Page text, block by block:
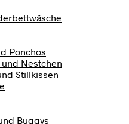
Ponchos
Nestchen
Stillkissen
Buggys